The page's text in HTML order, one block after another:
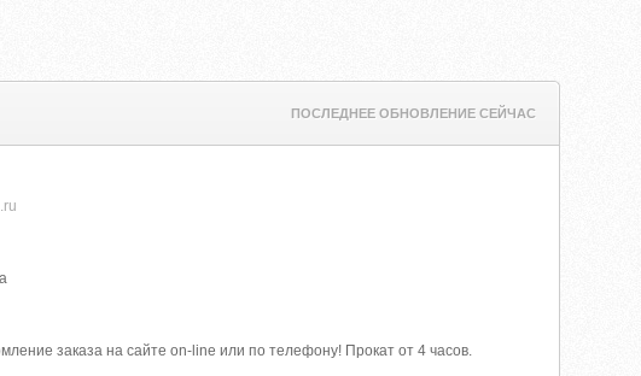
ПОСЛЕДНЕЕ ОБНОВЛЕНИЕ СЕЙЧАС
заказа на сайте on-line или по телефону! Прокат от 4 часов.